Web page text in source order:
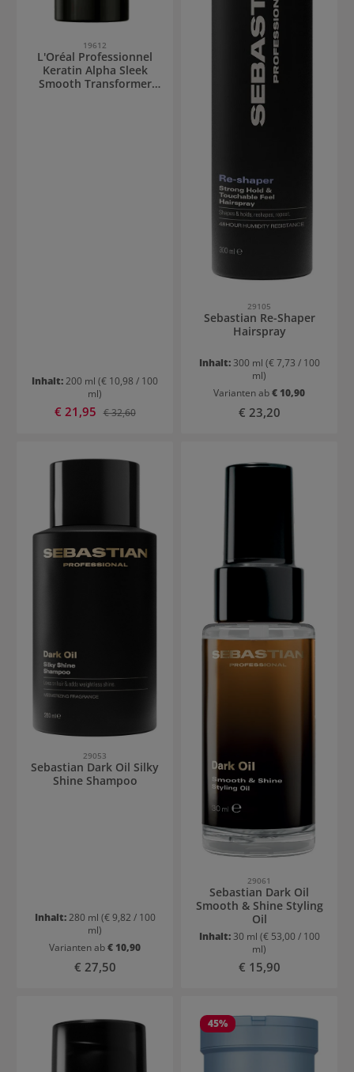
19612
L'Oréal Professionnel
Keratin Alpha Sleek
Smooth Transformer
Inhalt:200 ml (€ 10,98 / 100
ml)
Verkaufspreis:
€ 21,95 Regulärer Preis:
€ 32,60
29105
Sebastian Re-Shaper
Hairspray
Inhalt: 300 ml (€ 7,73 / 100
ml)
Varianten ab€ 10,90
Regulärer Preis:
€ 23,20
29053
Sebastian Dark Oil Silky
Shine Shampoo
Inhalt:280 ml (€ 9,82 / 100
ml)
Varianten ab€ 10,90
Regulärer Preis:
€ 27,50
29061
Sebastian Dark Oil
Smooth & Shine Styling
Oil
Inhalt: 30 ml (€ 53,00 / 100
ml)
Regulärer Preis:
€ 15,90
45%